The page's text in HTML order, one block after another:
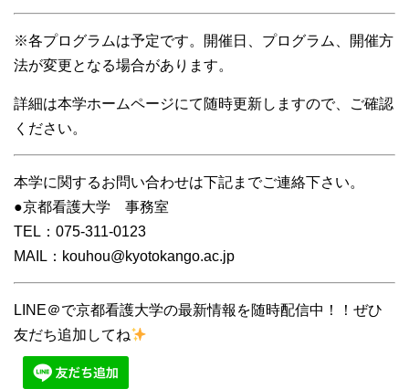
※各プログラムは予定です。開催日、プログラム、開催方
法が変更となる場合があります。
詳細は本学ホームページにて随時更新しますので、ご確認
ください。
本学に関するお問い合わせは下記までご連絡下さい。
●京都看護大学 事務室
TEL：075-311-0123
MAIL：kouhou@kyotokango.ac.jp
LINE＠で京都看護大学の最新情報を随時配信中！！ぜひ
友だち追加してね